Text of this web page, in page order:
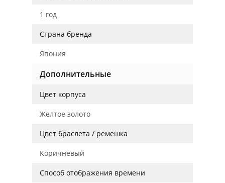
1 год
Страна бренда
Япония
Дополнительные
Цвет корпуса
Желтое золото
Цвет браслета / ремешка
Коричневый
Способ отображения времени